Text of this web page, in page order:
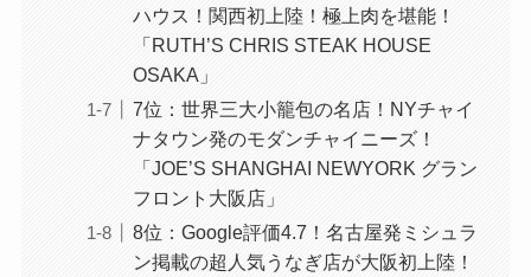
ハウス！関西初上陸！極上肉を堪能！
「RUTH’S CHRIS STEAK HOUSE
OSAKA」
7位：世界三大小籠包の名店！NYチャイ
ナタウン発のモダンチャイニーズ！
「JOE’S SHANGHAI NEWYORK グラン
フロント大阪店」
8位：Google評価4.7！名古屋発ミシュラ
ン掲載の超人気うなぎ店が大阪初上陸！